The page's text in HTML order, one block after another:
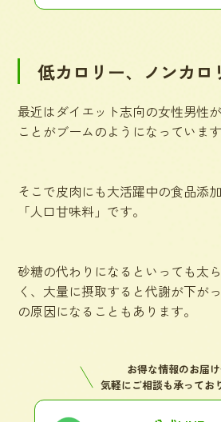
低カロリー、ノンカロ
最近はダイエット志向の女性男性
ことがブームのようになっています
そこで皮肉にも大活躍中の食品添
「人口甘味料」です。
砂糖の代わりになるといっても太
く、大量に摂取すると代謝が下が
の原因になることもあります。
お得な情報のお届
気軽にご相談も承ってお